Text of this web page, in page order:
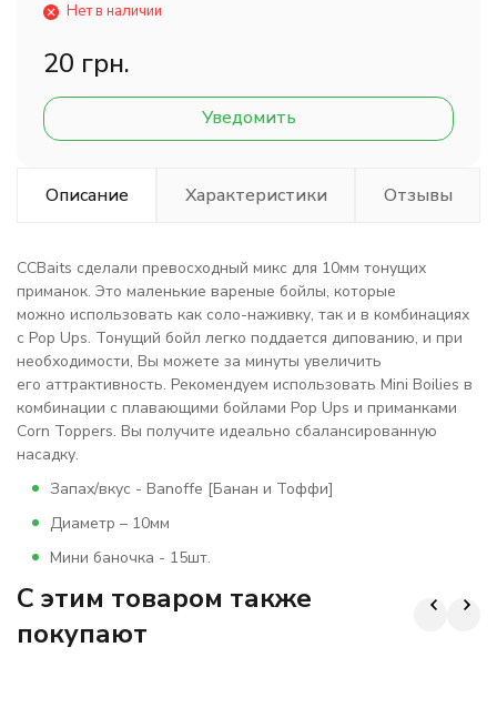
Нет в наличии
20 грн.
Уведомить
Описание Характеристики Отзывы
ССBaits сделали превосходный микс для 10мм тонущих
приманок. Это маленькие вареные бойлы, которые
можно использовать как соло-наживку, так и в комбинациях
с Pop Ups. Тонущий бойл легко поддается дипованию, и при
необходимости, Вы можете за минуты увеличить
его аттрактивность. Рекомендуем использовать Mini Boilies в
комбинации с плавающими бойлами Pop Ups и приманками
Corn Toppers. Вы получите идеально сбалансированную
насадку.
Запах/вкус - Banoffe [Банан и Тоффи]
Диаметр – 10мм
Мини баночка - 15шт.
C этим товаром также
покупают